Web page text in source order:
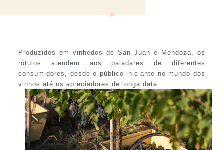
Produzidos em vinhedos de San Juan e Mendoza, os
rótulos atendem aos paladares de diferentes
consumidores, desde o público iniciante no mundo dos
vinhos até os apreciadores de longa data